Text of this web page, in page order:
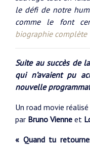
le défi de notre
comme le font
biographie complète
Suite au succès de
qui n’avaient pu
nouvelle
Un road movie
par Bruno Vienne et
« Quand tu